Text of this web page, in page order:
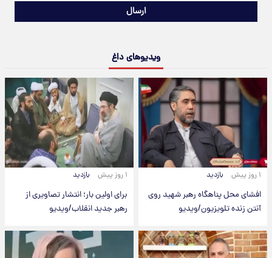
ارسال
ویدیوهای داغ
۱ روز پیش بازدید
افشای محل پناهگاه‌ رهبر شهید روی
آنتن زنده تلویزیون/ویدیو
۱ روز پیش بازدید
برای اولین بار؛ انتشار تصاویری از
رهبر جدید انقلاب/ویدیو